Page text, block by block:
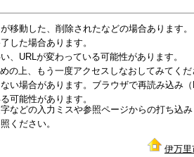
移動した、削除されたなどの場合あります。
した場合あります。
、URLが変わっている可能性があります。
の上、もう一度アクセスしなおしてみてく
い場合があります。ブラウザで再読み込み
可能性があります。
などの入力ミスや参照ページからの打ち込
ください。
伊万里